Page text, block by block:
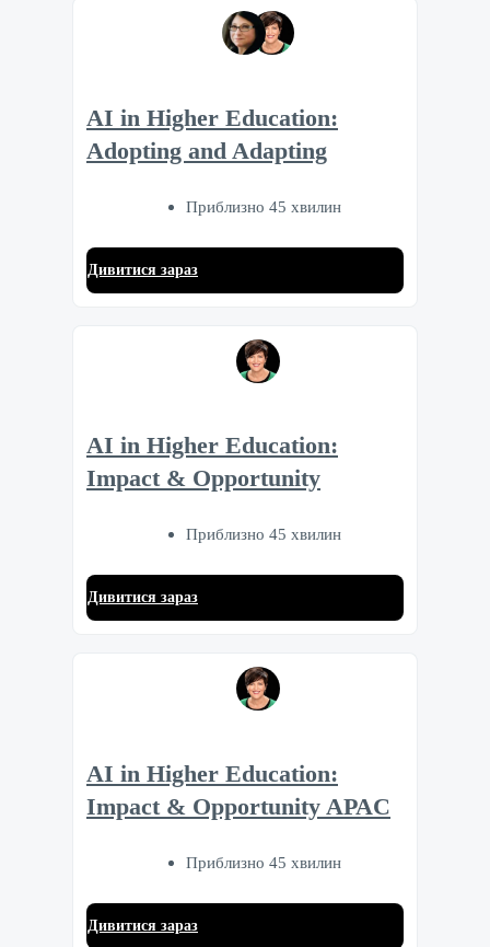
AI in Higher Education:
Adopting and Adapting
Приблизно 45 хвилин
Дивитися зараз
AI in Higher Education:
Impact & Opportunity
Приблизно 45 хвилин
Дивитися зараз
AI in Higher Education:
Impact & Opportunity APAC
Приблизно 45 хвилин
Дивитися зараз